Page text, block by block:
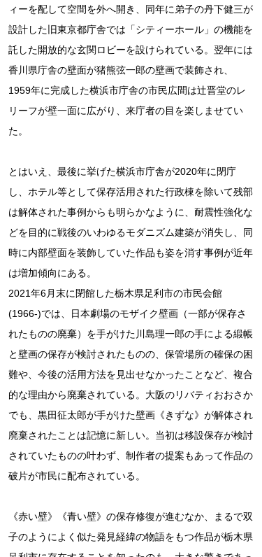
ィーを配して空間を外へ開き、同年に弟子の丹下健三が
設計した旧東京都庁舎では「シティーホール」の機能を
託した開放的な玄関ロビーを設けられている。翌年には
香川県庁舎の壁面が猪熊弦一郎の壁画で装飾され、
1959年に完成した横浜市庁舎の市民広間は辻晋堂のレ
リーフが壁一面に広がり、来庁者の目を楽しませてい
た。
とはいえ、最後に挙げた横浜市庁舎が2020年に閉庁
し、ホテル等として保存活用された行政棟を除いて残部
は解体された事例からも明らかなように、耐震性強化な
どを目的に戦後のいわゆるモダニズム建築が消失し、同
時に内部壁面を装飾していた作品も姿を消す事例が近年
は増加傾向にある。
2021年6月末に閉館した栃木県足利市の市民会館
(1966-)では、日本劇場のモザイク壁画（一部が保存さ
れたものの廃棄）を手がけた川島理一郎の手による緞帳
と壁画の保存が検討されたものの、保管場所の確保の困
難や、今後の活用方法を見出せなかったことなど、複合
的な理由から廃棄されている。大阪のリバティおおさか
でも、黒田征太郎が手がけた壁画《きずな》が解体され
廃棄されたことは記憶に新しい。当初は移設保存が検討
されていたものの叶わず、制作者の提案もあって作品の
破片が市民に配布されている。
《赤い壁》《青い壁》の保存修復が進むなか、まるで双
子のようによく似た発見経緯の物語をもつ作品が栃木県